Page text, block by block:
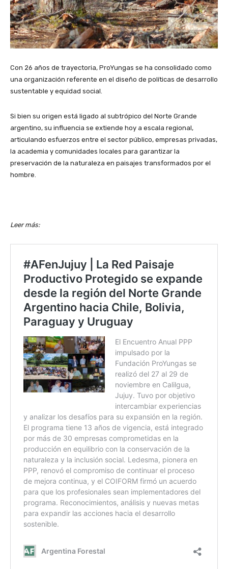
Con 26 años de trayectoria, ProYungas se ha consolidado como
una organización referente en el diseño de políticas de desarrollo
sustentable y equidad social.
Si bien su origen está ligado al subtrópico del Norte Grande
argentino, su influencia se extiende hoy a escala regional,
articulando esfuerzos entre el sector público, empresas privadas,
la academia y comunidades locales para garantizar la
preservación de la naturaleza en paisajes transformados por el
hombre.
Leer más: